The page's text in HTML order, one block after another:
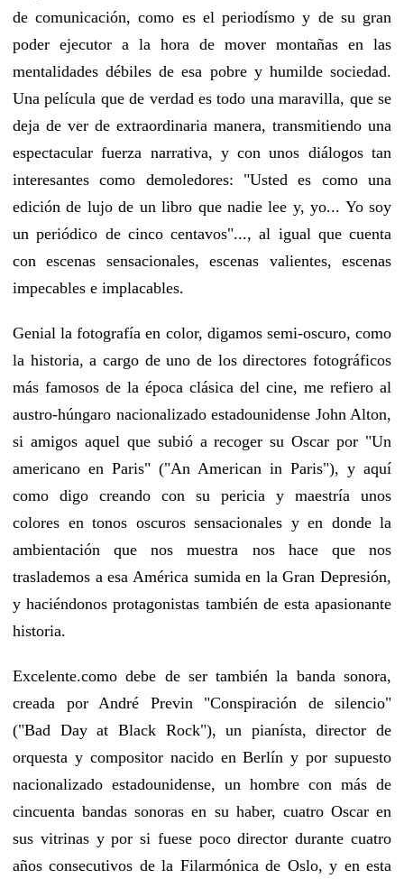
de comunicación, como es el periodísmo y de su gran
poder ejecutor a la hora de mover montañas en las
mentalidades débiles de esa pobre y humilde sociedad.
Una película que de verdad es todo una maravilla, que se
deja de ver de extraordinaria manera, transmitiendo una
espectacular fuerza narrativa, y con unos diálogos tan
interesantes como demoledores: "Usted es como una
edición de lujo de un libro que nadie lee y, yo... Yo soy
un periódico de cinco centavos"..., al igual que cuenta
con escenas sensacionales, escenas valientes, escenas
impecables e implacables.
Genial la fotografía en color, digamos semi-oscuro, como
la historia, a cargo de uno de los directores fotográficos
más famosos de la época clásica del cine, me refiero al
austro-húngaro nacionalizado estadounidense John Alton,
si amigos aquel que subió a recoger su Oscar por "Un
americano en Paris" ("An American in Paris"), y aquí
como digo creando con su pericia y maestría unos
colores en tonos oscuros sensacionales y en donde la
ambientación que nos muestra nos hace que nos
traslademos a esa América sumida en la Gran Depresión,
y haciéndonos protagonistas también de esta apasionante
historia.
Excelente.como debe de ser también la banda sonora,
creada por André Previn "Conspiración de silencio"
("Bad Day at Black Rock"), un pianísta, director de
orquesta y compositor nacido en Berlín y por supuesto
nacionalizado estadounidense, un hombre con más de
cincuenta bandas sonoras en su haber, cuatro Oscar en
sus vitrinas y por si fuese poco director durante cuatro
años consecutivos de la Filarmónica de Oslo, y en esta